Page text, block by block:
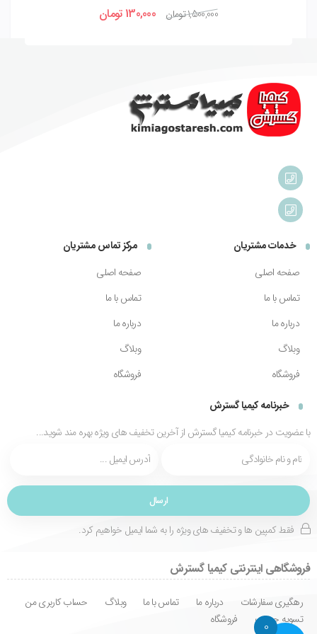
1,500,000تومان 130,000 تومان
خدمات مشتریان
صفحه اصلی
تماس با ما
درباره ما
وبلاگ
فروشگاه
مرکز تماس مشتریان
صفحه اصلی
تماس با ما
درباره ما
وبلاگ
فروشگاه
خبرنامه کیمیا گسترش
با عضویت در خبرنامه کیمیا گسترش از آخرین تخفیف های ویژه بهره مند شوید...
فقط کمپین ها و تخفیف های ویژه را به شما ایمیل خواهیم کرد.
فروشگاهی اینترنتی کیمیا گسترش
رهگیری سفارشات درباره ما تماس با ما وبلاگ
حساب کاربری من
تسویه حساب
فروشگاه 0